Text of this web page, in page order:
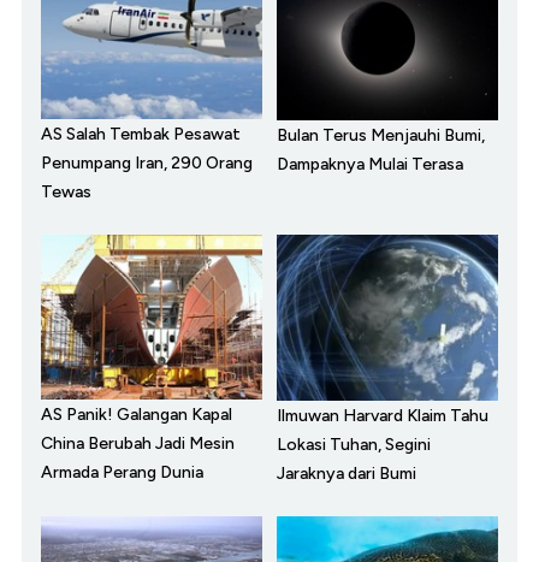
AS Salah Tembak Pesawat
Penumpang Iran, 290 Orang
Tewas
Bulan Terus Menjauhi Bumi,
Dampaknya Mulai Terasa
AS Panik! Galangan Kapal
China Berubah Jadi Mesin
Armada Perang Dunia
Ilmuwan Harvard Klaim Tahu
Lokasi Tuhan, Segini
Jaraknya dari Bumi